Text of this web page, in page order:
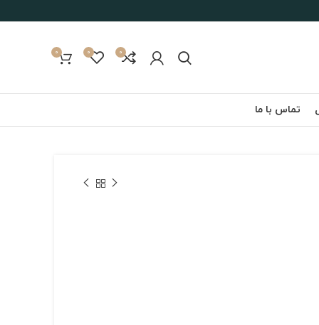
0
0
0
تماس با ما